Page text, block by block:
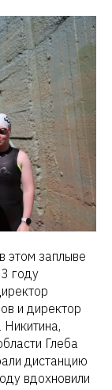
этом заплыве
году
и директор
Глеба
дистанцию
вдохновили